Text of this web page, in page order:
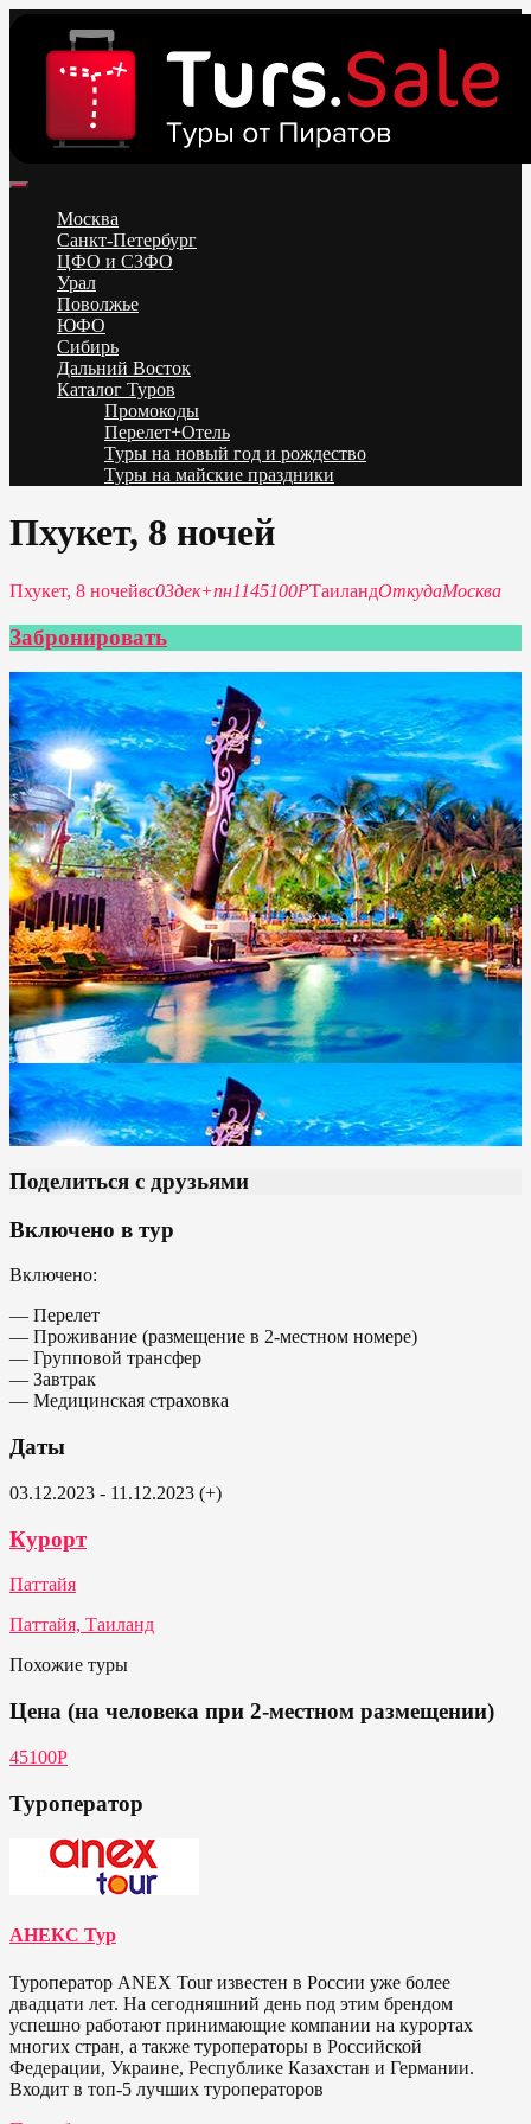
content
Низкие цены на путевки 3-7-10 ночей все включено, отдых на
море. Распродажа экскурсионных и горнолыжных туров.
Обновление каждый день. Официальный сайт Тур Сейл
Москва
Санкт-Петербург
ЦФО и СЗФО
Урал
Поволжье
ЮФО
Сибирь
Дальний Восток
Каталог Туров
Промокоды
Перелет+Отель
Туры на новый год и рождество
Туры на майские праздники
Пхукет, 8 ночей
Пхукет, 8 ночейвс03дек+пн1145100РТаиландОткудаМосква
Забронировать
Поделиться с друзьями
Включено в тур
Включено:
— Перелет
— Проживание (размещение в 2-местном номере)
— Групповой трансфер
— Завтрак
— Медицинская страховка
Даты
03.12.2023 - 11.12.2023 (+)
Курорт
Паттайя
Паттайя, Таиланд
Похожие туры
Цена (на человека при 2-местном размещении)
45100Р
Туроператор
АНЕКС Тур
Туроператор ANEX Tour известен в России уже более
двадцати лет. На сегодняшний день под этим брендом
успешно работают принимающие компании на курортах
многих стран, а также туроператоры в Российской
Федерации, Украине, Республике Казахстан и Германии.
Входит в топ-5 лучших туроператоров